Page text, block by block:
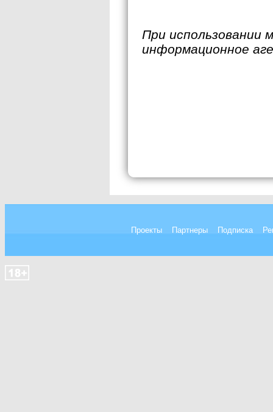
При использовании
информационное
Проекты Партнеры Подписка